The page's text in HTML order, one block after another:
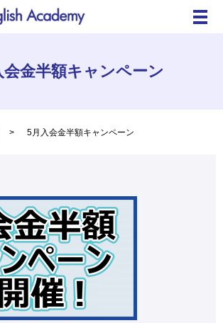
メ
会金半額キャンペーン
5月入会金半額キャンペーン